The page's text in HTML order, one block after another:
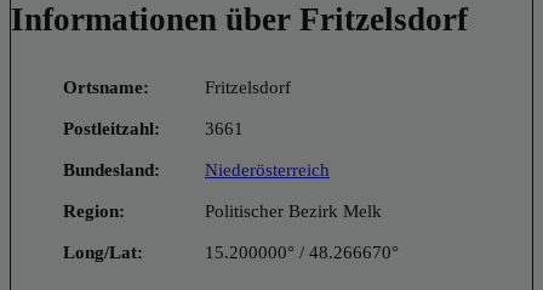
Informationen über Fritzelsdorf
Ortsname: Fritzelsdorf
Postleitzahl: 3661
Bundesland: Niederösterreich
Region: Politischer Bezirk Melk
Long/Lat: 15.200000° / 48.266670°